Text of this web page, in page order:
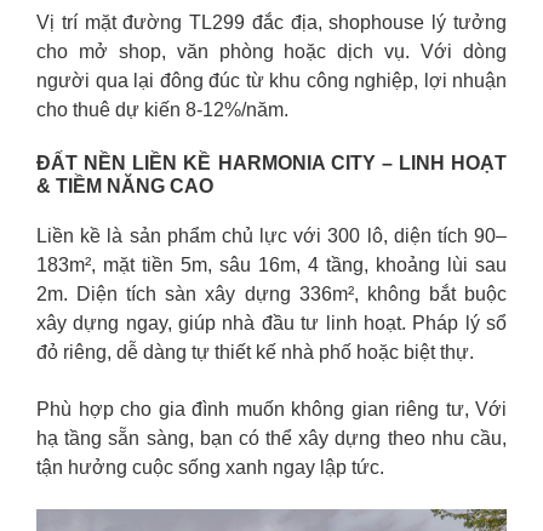
Vị trí mặt đường TL299 đắc địa, shophouse lý tưởng
cho mở shop, văn phòng hoặc dịch vụ. Với dòng
người qua lại đông đúc từ khu công nghiệp, lợi nhuận
cho thuê dự kiến 8-12%/năm.
ĐẤT NỀN LIỀN KỀ HARMONIA CITY – LINH HOẠT
& TIỀM NĂNG CAO
Liền kề là sản phẩm chủ lực với 300 lô, diện tích 90–
183m², mặt tiền 5m, sâu 16m, 4 tầng, khoảng lùi sau
2m. Diện tích sàn xây dựng 336m², không bắt buộc
xây dựng ngay, giúp nhà đầu tư linh hoạt. Pháp lý sổ
đỏ riêng, dễ dàng tự thiết kế nhà phố hoặc biệt thự.
Phù hợp cho gia đình muốn không gian riêng tư, Với
hạ tầng sẵn sàng, bạn có thể xây dựng theo nhu cầu,
tận hưởng cuộc sống xanh ngay lập tức.